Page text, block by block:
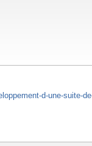
d-une-suite-